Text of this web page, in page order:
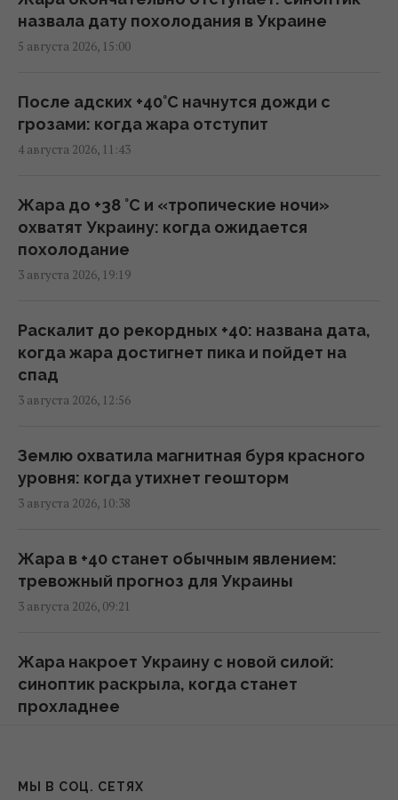
10:47 четверг, 06 августа 2026
парламента Британии предложил создать
новый союз
09:29 четверг, 06 августа 2026
Трамп "наехал" на Хегсета из-за острой
нехватки ракет для ПВО, – WP
08:58 четверг, 06 августа 2026
переломить ход войны, - Politico
06:48 четверг, 06 августа 2026
Разведывательные отношения между США
Politico
01:22 четверг, 06 августа 2026
удары РФ по Киеву
22:55 среда, 05 августа 2026
поражение для Киева, -
колумнист Rzeczpospolita
22:02 среда, 05 августа 2026
20:23 среда, 05 августа 2026
назвала дату похолодания в Украине
5 августа 2026, 15:00
После адских +40°C начнутся дожди с
грозами: когда жара отступит
4 августа 2026, 11:43
Жара до +38 °С и «тропические ночи»
охватят Украину: когда ожидается
похолодание
3 августа 2026, 19:19
Раскалит до рекордных +40: названа дата,
когда жара достигнет пика и пойдет на
спад
3 августа 2026, 12:56
Землю охватила магнитная буря красного
уровня: когда утихнет геошторм
3 августа 2026, 10:38
Жара в +40 станет обычным явлением:
тревожный прогноз для Украины
3 августа 2026, 09:21
Жара накроет Украину с новой силой:
синоптик раскрыла, когда станет
прохладнее
Украину накроют адские +40°C: сколько
МЫ В СОЦ. СЕТЯХ